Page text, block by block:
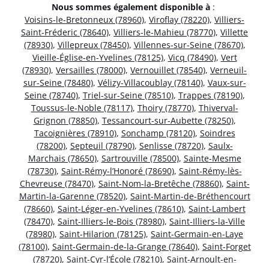
Nous sommes également disponible à :
Voisins-le-Bretonneux (78960), Viroflay (78220), Villiers-
Saint-Fréderic (78640), Villiers-le-Mahieu (78770), Villette
(78930), Villepreux (78450), Villennes-sur-Seine (78670),
Vieille-Église-en-Yvelines (78125), Vicq (78490), Vert
(78930), Versailles (78000), Vernouillet (78540), Verneuil-
sur-Seine (78480), Vélizy-Villacoublay (78140), Vaux-sur-
Seine (78740), Triel-sur-Seine (78510), Trappes (78190),
Toussus-le-Noble (78117), Thoiry (78770), Thiverval-
Grignon (78850), Tessancourt-sur-Aubette (78250),
Tacoignières (78910), Sonchamp (78120), Soindres
(78200), Septeuil (78790), Senlisse (78720), Saulx-
Marchais (78650), Sartrouville (78500), Sainte-Mesme
(78730), Saint-Rémy-l’Honoré (78690), Saint-Rémy-lès-
Chevreuse (78470), Saint-Nom-la-Bretêche (78860), Saint-
Martin-la-Garenne (78520), Saint-Martin-de-Bréthencourt
(78660), Saint-Léger-en-Yvelines (78610), Saint-Lambert
(78470), Saint-Illiers-le-Bois (78980), Saint-Illiers-la-Ville
(78980), Saint-Hilarion (78125), Saint-Germain-en-Laye
(78100), Saint-Germain-de-la-Grange (78640), Saint-Forget
(78720), Saint-Cyr-l’École (78210), Saint-Arnoult-en-